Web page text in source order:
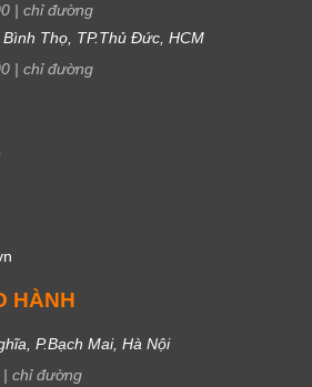
| chỉ đường
Thọ, TP.Thủ Đức, HCM
| chỉ đường
HÀNH
P.Bạch Mai, Hà Nội
| chỉ đường